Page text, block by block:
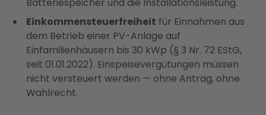
Batteriespeicher und die Installationsleistung.
Einkommensteuerfreiheit für Einnahmen aus
dem Betrieb einer PV-Anlage auf
Einfamilienhäusern bis 30 kWp (§ 3 Nr. 72 EStG,
seit 01.01.2022). Einspeisevergütungen müssen
nicht versteuert werden — ohne Antrag, ohne
Wahlrecht.